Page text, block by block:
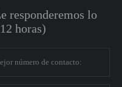
responderemos lo
horas)